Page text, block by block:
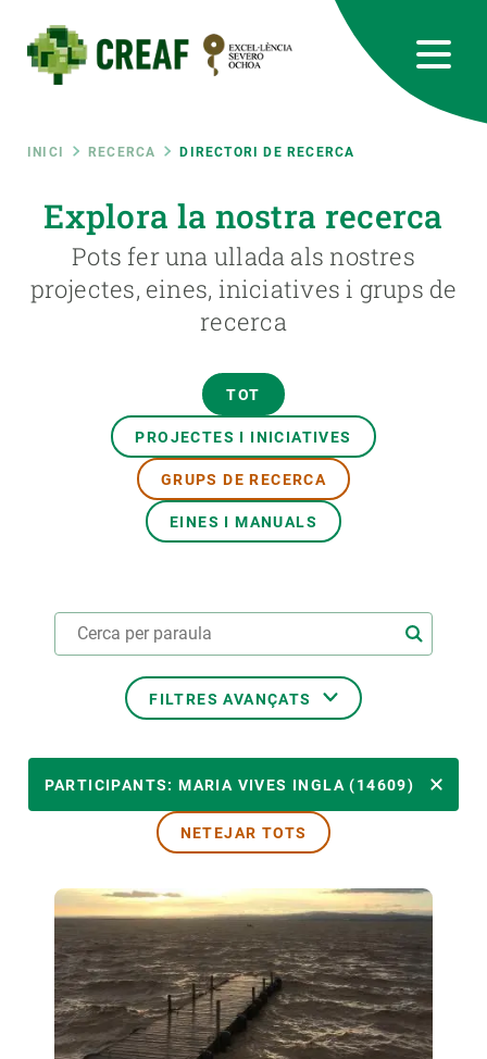
contingut
Fil
d'ariadna
INICI RECERCA DIRECTORI DE RECERCA
Explora la nostra recerca
Pots fer una ullada als nostres
projectes, eines, iniciatives i grups de
recerca
TOT
PROJECTES I INICIATIVES
GRUPS DE RECERCA
EINES I MANUALS
FILTRES AVANÇATS
TEMES TRANSVERSALS
PARTICIPANTS
PARTICIPANTS: MARIA VIVES INGLA (14609)
NETEJAR TOTS
RRSS
Featured
responsive
INTRANET
Responsive
menu
CIÈNCIA EN ACCIÓ
UNEIX-TE A NOSALTRES